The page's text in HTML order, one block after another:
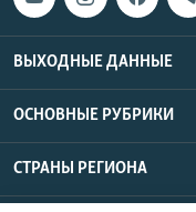
ВЫХОДНЫЕ ДАННЫЕ
ОСНОВНЫЕ РУБРИКИ
СТРАНЫ РЕГИОНА